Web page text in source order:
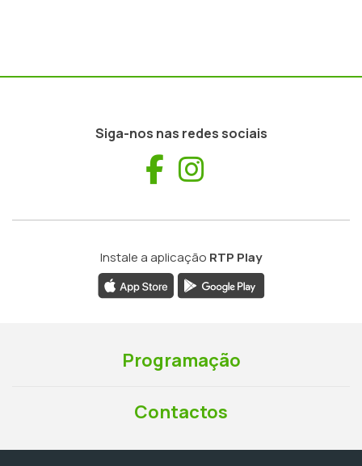
Siga-nos nas redes sociais
Facebook
Instale a aplicação RTP Play
Programação
Contactos